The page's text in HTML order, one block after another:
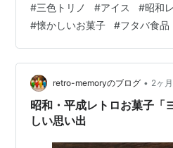
たのを覚えています。 懐かしの
開けると、パッケージのイラス
なアイスバーが登場します！
バナナ、いちごの3つの色が綺
が降りた感じが、また美味しそ
色トリノ、調べてみたら初めて
#三色トリノ #アイス #昭和
#懐かしいお菓子 #フタバ食品
retro-memoryのブログ • 2ヶ
昭和・平成レトロお菓子「
しい思い出